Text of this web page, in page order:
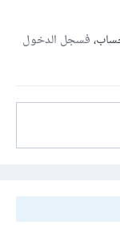
have a
فسجل الدخول